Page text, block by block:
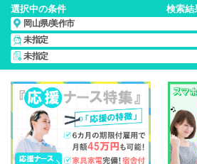
選択中の条件 検索結
岡山県/美作市
未指定
未指定
岡山県/美作市/正社員・パート・応援
人・派遣・転職・募集一覧